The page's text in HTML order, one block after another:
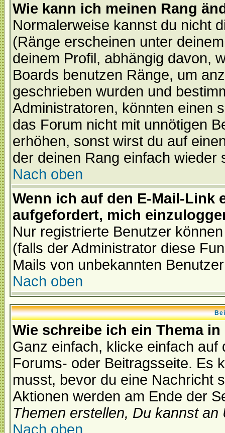
Wie kann ich meinen Rang
Normalerweise kannst du nicht
(Ränge erscheinen unter
deinem Profil, abhängig davon,
Boards benutzen Ränge, um
geschrieben wurden und
Administratoren, könnten einen
das Forum nicht mit unnötigen
erhöhen, sonst wirst du auf
der deinen Rang einfach wieder
Nach oben
Wenn ich auf den E-Mail-Link
aufgefordert, mich
Nur registrierte Benutzer
(falls der Administrator diese
Mails von unbekannten
Nach oben
Wie schreibe ich ein Thema
Ganz einfach, klicke einfach
Forums- oder Beitragsseite. Es
musst, bevor du eine Nachricht
Aktionen werden am Ende der
Themen erstellen, Du kannst
Nach oben